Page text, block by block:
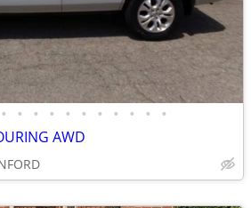
• • • • • • • • • • •
AWD